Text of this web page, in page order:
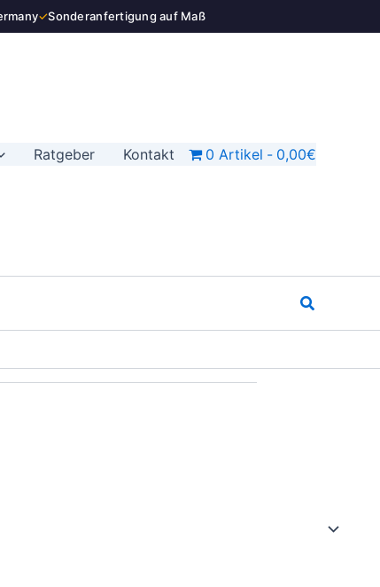
✓Sonderanfertigung auf Maß
Ratgeber Kontakt 0 Artikel 0,00€
Suchen